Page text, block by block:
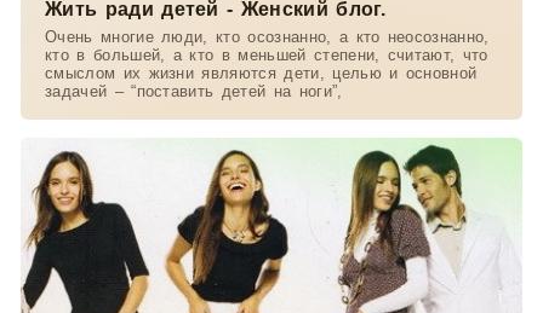
Жить ради детей - Женский блог.
Очень многие люди, кто осознанно, а кто неосознанно,
кто в большей, а кто в меньшей степени, считают, что
смыслом их жизни являются дети, целью и основной
задачей – “поставить детей на ноги”,